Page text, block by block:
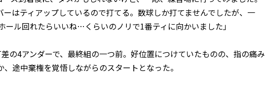
はティアップしているので打てる。数球しか打てませんでしたが、一
ル回れたらいいね…くらいのノリで1番ティに向かいました」
の4アンダーで、最終組の一つ前。好位置につけていたものの、指の痛み
途中棄権を覚悟しながらのスタートとなった。